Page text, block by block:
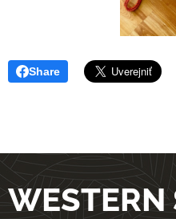
Share
WESTERN